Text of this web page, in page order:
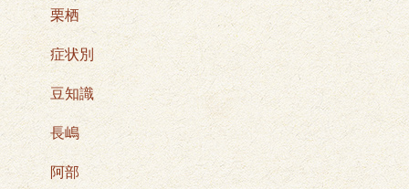
栗栖
症状別
豆知識
長嶋
阿部